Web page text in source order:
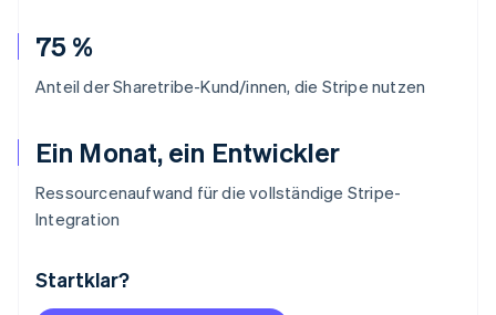
75 %
Anteil der Sharetribe-Kund/innen, die Stripe nutzen
Ein Monat, ein Entwickler
Ressourcenaufwand für die vollständige Stripe-
Integration
Startklar?
Australien